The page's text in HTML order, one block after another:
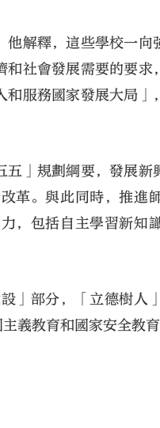
解釋，這些學校一
社會發展需要的要
服務國家發展大局」
」規劃綱要，發展
革。與此同時，推進
，包括自主學習新知
」部分，「立德樹人
義教育和國家安全教